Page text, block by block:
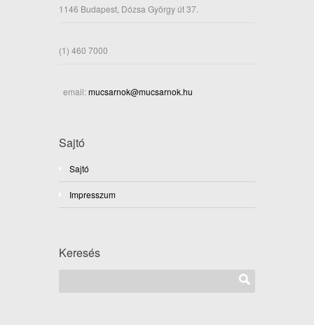
1146 Budapest, Dózsa György út 37.
(1) 460 7000
email:mucsarnok@mucsarnok.hu
Sajtó
Sajtó
Impresszum
Keresés